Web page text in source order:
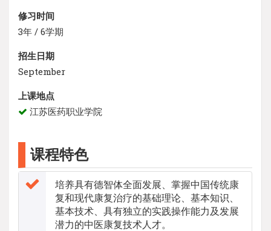
修习时间
3年 / 6学期
招生日期
September
上课地点
江苏医药职业学院
课程特色
培养具有德智体全面发展、掌握中国传统康
复和现代康复治疗的基础理论、基本知识、
基本技术、具有独立的实践操作能力及发展
潜力的中医康复技术人才。